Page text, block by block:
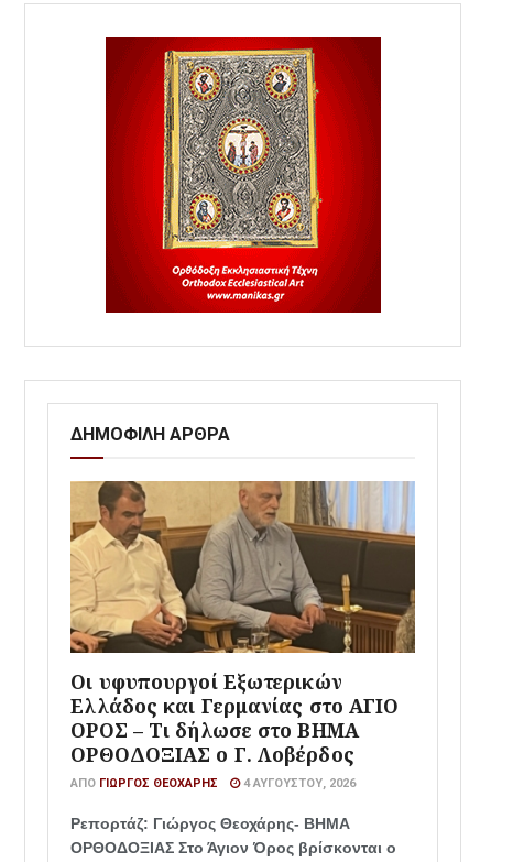
ΔΗΜΟΦΙΛΗ ΑΡΘΡΑ
Οι υφυπουργοί Εξωτερικών
Ελλάδος και Γερμανίας στο ΑΓΙΟ
ΟΡΟΣ – Τι δήλωσε στο ΒΗΜΑ
ΟΡΘΟΔΟΞΙΑΣ ο Γ. Λοβέρδος
ΑΠΌ ΓΙΏΡΓΟΣ ΘΕΟΧΆΡΗΣ 4 ΑΥΓΟΎΣΤΟΥ, 2026
Ρεπορτάζ: Γιώργος Θεοχάρης- ΒΗΜΑ
ΟΡΘΟΔΟΞΙΑΣ Στο Άγιον Όρος βρίσκονται ο